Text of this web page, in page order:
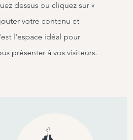
dessus ou cliquez sur «
votre contenu et
l'espace idéal pour
présenter à vos visiteurs.